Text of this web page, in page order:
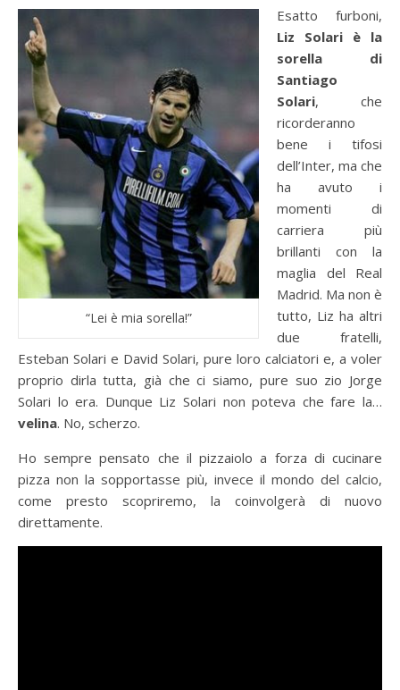
“Lei è mia sorella!”
Esatto furboni,
Liz Solari è la
sorella di
Santiago
Solari, che
ricorderanno
bene i tifosi
dell’Inter, ma che
ha avuto i
momenti di
carriera più
brillanti con la
maglia del Real
Madrid. Ma non è
tutto, Liz ha altri
due fratelli,
Esteban Solari e David Solari, pure loro calciatori e, a voler
proprio dirla tutta, già che ci siamo, pure suo zio Jorge
Solari lo era. Dunque Liz Solari non poteva che fare la…
velina. No, scherzo.
Ho sempre pensato che il pizzaiolo a forza di cucinare
pizza non la sopportasse più, invece il mondo del calcio,
come presto scopriremo, la coinvolgerà di nuovo
direttamente.